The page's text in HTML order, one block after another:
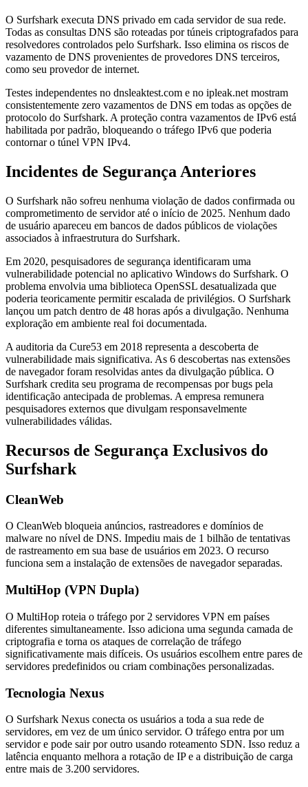
O Surfshark executa DNS privado em cada servidor de sua rede.
Todas as consultas DNS são roteadas por túneis criptografados para
resolvedores controlados pelo Surfshark. Isso elimina os riscos de
vazamento de DNS provenientes de provedores DNS terceiros,
como seu provedor de internet.
Testes independentes no dnsleaktest.com e no ipleak.net mostram
consistentemente zero vazamentos de DNS em todas as opções de
protocolo do Surfshark. A proteção contra vazamentos de IPv6 está
habilitada por padrão, bloqueando o tráfego IPv6 que poderia
contornar o túnel VPN IPv4.
Incidentes de Segurança Anteriores
O Surfshark não sofreu nenhuma violação de dados confirmada ou
comprometimento de servidor até o início de 2025. Nenhum dado
de usuário apareceu em bancos de dados públicos de violações
associados à infraestrutura do Surfshark.
Em 2020, pesquisadores de segurança identificaram uma
vulnerabilidade potencial no aplicativo Windows do Surfshark. O
problema envolvia uma biblioteca OpenSSL desatualizada que
poderia teoricamente permitir escalada de privilégios. O Surfshark
lançou um patch dentro de 48 horas após a divulgação. Nenhuma
exploração em ambiente real foi documentada.
A auditoria da Cure53 em 2018 representa a descoberta de
vulnerabilidade mais significativa. As 6 descobertas nas extensões
de navegador foram resolvidas antes da divulgação pública. O
Surfshark credita seu programa de recompensas por bugs pela
identificação antecipada de problemas. A empresa remunera
pesquisadores externos que divulgam responsavelmente
vulnerabilidades válidas.
Recursos de Segurança Exclusivos do
Surfshark
CleanWeb
O CleanWeb bloqueia anúncios, rastreadores e domínios de
malware no nível de DNS. Impediu mais de 1 bilhão de tentativas
de rastreamento em sua base de usuários em 2023. O recurso
funciona sem a instalação de extensões de navegador separadas.
MultiHop (VPN Dupla)
O MultiHop roteia o tráfego por 2 servidores VPN em países
diferentes simultaneamente. Isso adiciona uma segunda camada de
criptografia e torna os ataques de correlação de tráfego
significativamente mais difíceis. Os usuários escolhem entre pares de
servidores predefinidos ou criam combinações personalizadas.
Tecnologia Nexus
O Surfshark Nexus conecta os usuários a toda a sua rede de
servidores, em vez de um único servidor. O tráfego entra por um
servidor e pode sair por outro usando roteamento SDN. Isso reduz a
latência enquanto melhora a rotação de IP e a distribuição de carga
entre mais de 3.200 servidores.